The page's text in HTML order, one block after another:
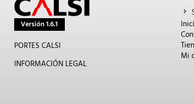
Versión 1.6.1
PORTES CALSI
INFORMACIÓN LEGAL
Mi